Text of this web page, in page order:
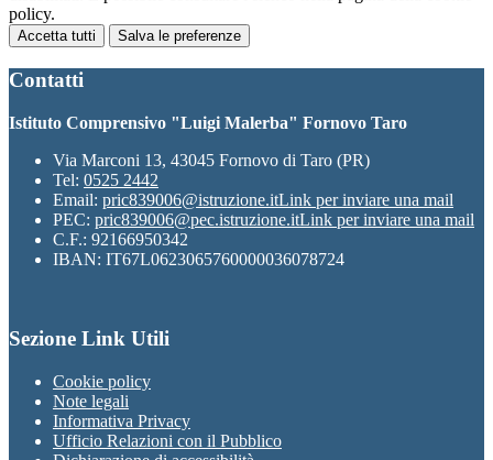
policy.
Accetta tutti Salva le preferenze
Contatti
Istituto Comprensivo "Luigi Malerba" Fornovo Taro
Via Marconi 13, 43045 Fornovo di Taro (PR)
Tel: 0525 2442
Email: pric839006@istruzione.itLink per inviare una mail
PEC: pric839006@pec.istruzione.itLink per inviare una mail
C.F.: 92166950342
IBAN: IT67L0623065760000036078724
Sezione Link Utili
Cookie policy
Note legali
Informativa Privacy
Ufficio Relazioni con il Pubblico